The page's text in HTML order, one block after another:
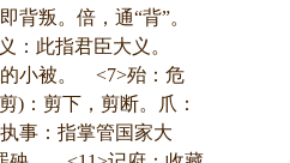
叛。倍，通“背”。
：此指君臣大义。
小被。 <7>殆：危
剪)：剪下，剪断。爪：
事：指掌管国家大